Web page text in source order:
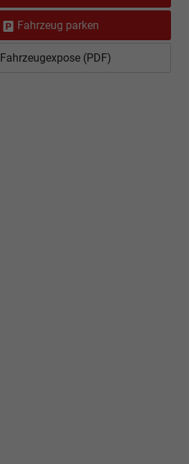
Fahrzeug parken
Fahrzeugexpose (PDF)